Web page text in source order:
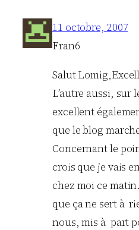
11 octobre, 2007
Fran6
Salut
L’autre aussi, sur
excellent
que le blog
Concernant le
crois que je vais
chez moi ce
que ça ne sert à
nous, mis à part